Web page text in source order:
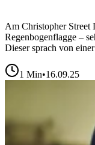
Am Christopher Street
Regenbogenflagge –
Dieser sprach von
1 Min•16.09.25